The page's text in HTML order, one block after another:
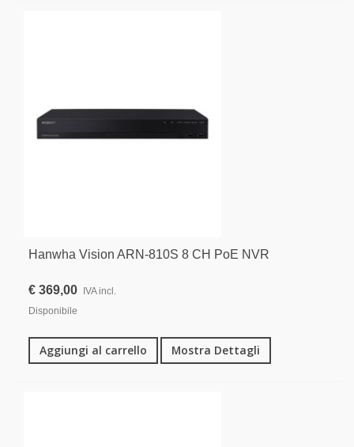
Hanwha Vision ARN-810S 8 CH PoE NVR
€ 369,00 IVA incl.
Disponibile
Aggiungi al carrello Mostra Dettagli